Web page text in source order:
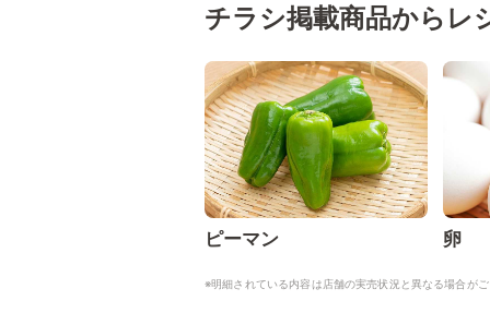
チラシ掲載商品からレ
ピーマン 卵
※明細されている内容は店舗の実売状況と異なる場合が